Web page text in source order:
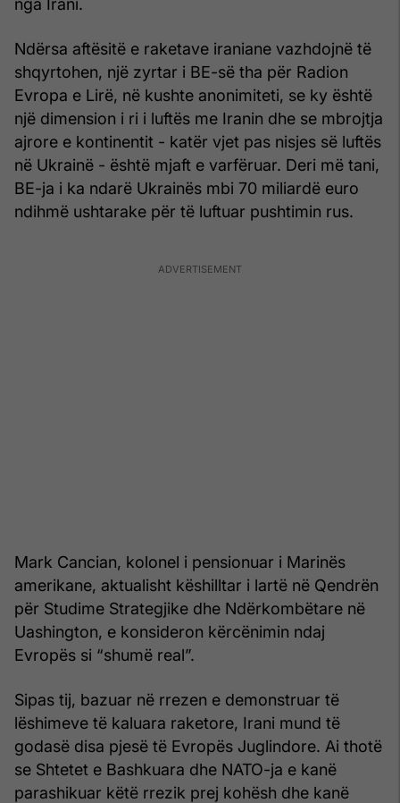
nga Irani.
Ndërsa aftësitë e raketave iraniane vazhdojnë të
shqyrtohen, një zyrtar i BE-së tha për Radion
Evropa e Lirë, në kushte anonimiteti, se ky është
një dimension i ri i luftës me Iranin dhe se mbrojtja
ajrore e kontinentit - katër vjet pas nisjes së luftës
në Ukrainë - është mjaft e varfëruar. Deri më tani,
BE-ja i ka ndarë Ukrainës mbi 70 miliardë euro
ndihmë ushtarake për të luftuar pushtimin rus.
Mark Cancian, kolonel i pensionuar i Marinës
amerikane, aktualisht këshilltar i lartë në Qendrën
për Studime Strategjike dhe Ndërkombëtare në
Uashington, e konsideron kërcënimin ndaj
Evropës si “shumë real”.
Sipas tij, bazuar në rrezen e demonstruar të
lëshimeve të kaluara raketore, Irani mund të
godasë disa pjesë të Evropës Juglindore. Ai thotë
se Shtetet e Bashkuara dhe NATO-ja e kanë
parashikuar këtë rrezik prej kohësh dhe kanë